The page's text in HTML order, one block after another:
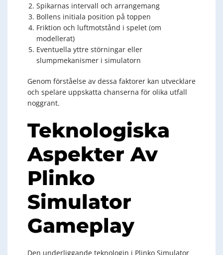
Spikarnas intervall och arrangemang
Bollens initiala position på toppen
Friktion och luftmotstånd i spelet (om
modellerat)
Eventuella yttre störningar eller
slumpmekanismer i simulatorn
Genom förståelse av dessa faktorer kan utvecklare
och spelare uppskatta chanserna för olika utfall
noggrant.
Teknologiska
Aspekter Av
Plinko
Simulator
Gameplay
Den underliggande teknologin i Plinko Simulator